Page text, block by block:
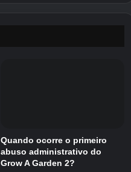
Quando ocorre o primeiro
abuso administrativo do
Grow A Garden 2?